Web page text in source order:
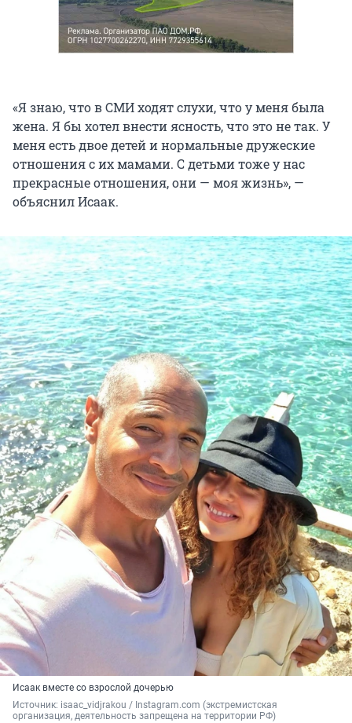
«Я знаю, что в СМИ ходят слухи, что у меня была
жена. Я бы хотел внести ясность, что это не так. У
меня есть двое детей и нормальные дружеские
отношения с их мамами. С детьми тоже у нас
прекрасные отношения, они — моя жизнь», —
объяснил Исаак.
Исаак вместе со взрослой дочерью
Источник: isaac_vidjrakou / Instagram.com (экстремистская
организация, деятельность запрещена на территории РФ)